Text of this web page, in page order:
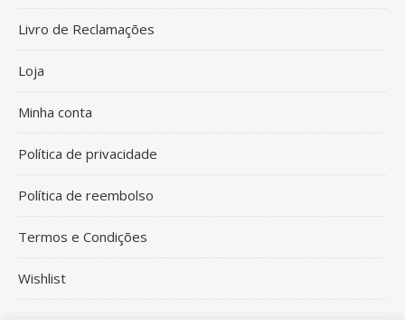
Livro de Reclamações
Loja
Minha conta
Política de privacidade
Política de reembolso
Termos e Condições
Wishlist